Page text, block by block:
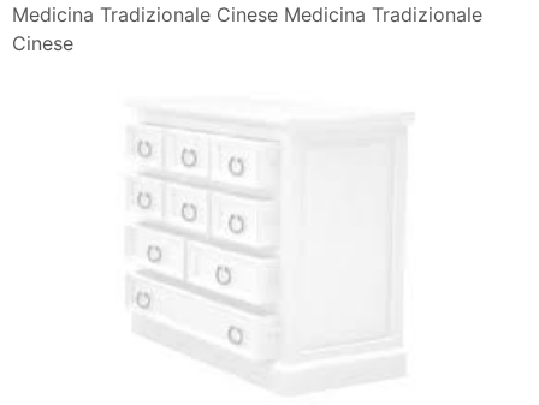
Medicina Tradizionale Cinese Medicina Tradizionale
Cinese